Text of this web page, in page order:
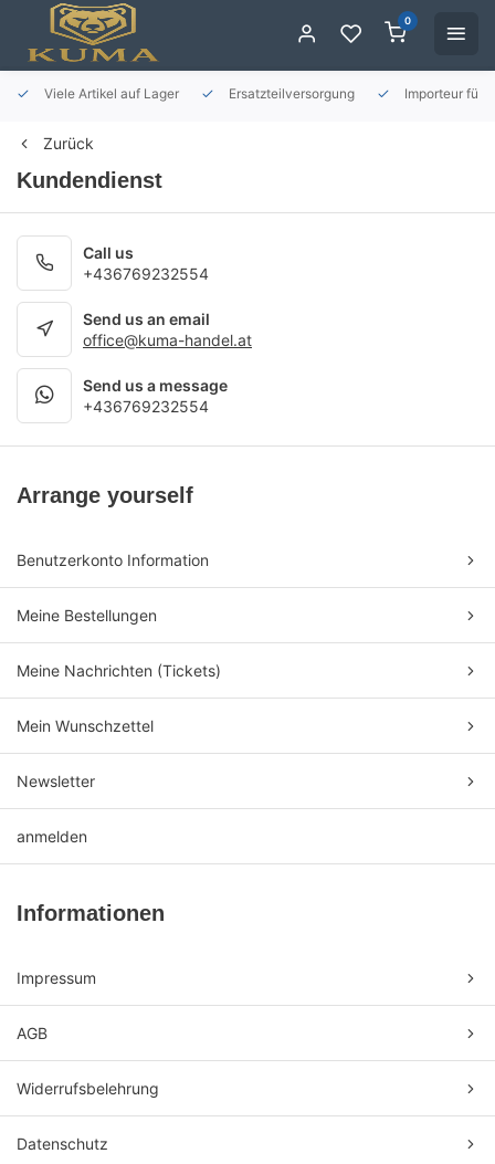
0
Viele Artikel auf Lager Ersatzteilversorgung Importeur für
Zurück
Kundendienst
Call us
+436769232554
Send us an email
office@kuma-handel.at
Send us a message
+436769232554
Arrange yourself
Benutzerkonto Information
Meine Bestellungen
Meine Nachrichten (Tickets)
Mein Wunschzettel
Newsletter
anmelden
Informationen
Impressum
AGB
Widerrufsbelehrung
Datenschutz